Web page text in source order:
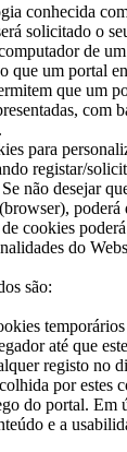
conhecida
solicitado o
de
que um portal
que um
com
para
registar/
não desejar
poderá
cookies
do
são:
até que
registo no
por estes
do portal. Em
e a